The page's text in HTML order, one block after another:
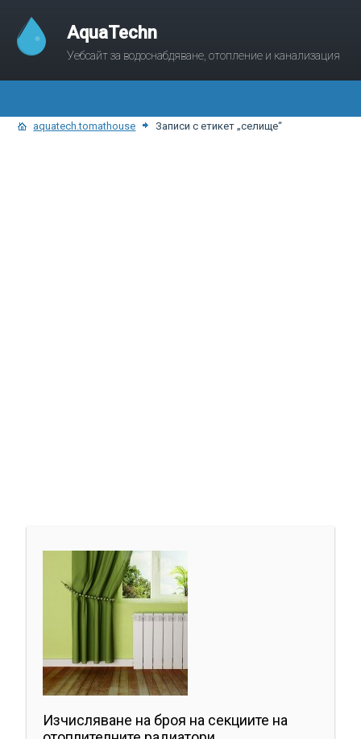
AquaTechn
Уебсайт за водоснабдяване, отопление и канализация
aquatech.tomathouse Записи с етикет „селище“
Изчисляване на броя на секциите на